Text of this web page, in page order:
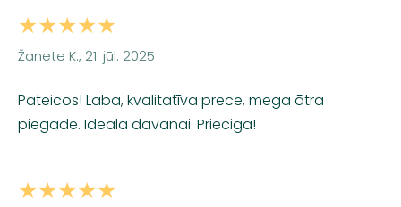
★★★★★
Žanete K., 21. jūl. 2025
Pateicos! Laba, kvalitatīva prece, mega ātra
piegāde. Ideāla dāvanai. Prieciga!
★★★★★